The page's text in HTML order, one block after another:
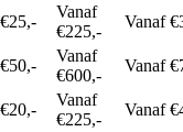
€25,-
Vanaf
€225,-
Vanaf
€50,-
Vanaf
€600,-
Vanaf
€20,-
Vanaf
€225,-
Vanaf